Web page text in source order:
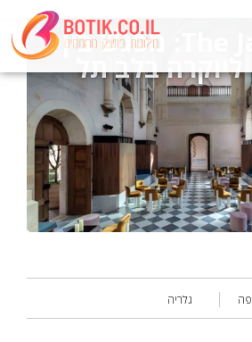
מלון The Jaffa: מפגש בין
ליוקרה בלב תל
גלריה